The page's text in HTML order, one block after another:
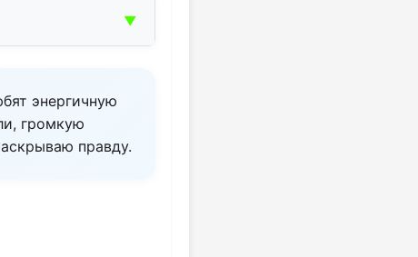
▼
энергичную
громкую
правду.